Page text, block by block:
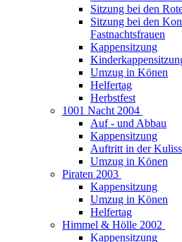
Sitzung bei den
Sitzung bei den
Fastnachtsfrauen
Kappensitzung
Umzug in Könen
Helfertag
Herbstfest
1001 Nacht 2004
Auf - und Abbau
Kappensitzung
Auftritt in der
Umzug in Könen
Piraten 2003
Kappensitzung
Umzug in Könen
Helfertag
Himmel & Hölle 2002
Kappensitzung